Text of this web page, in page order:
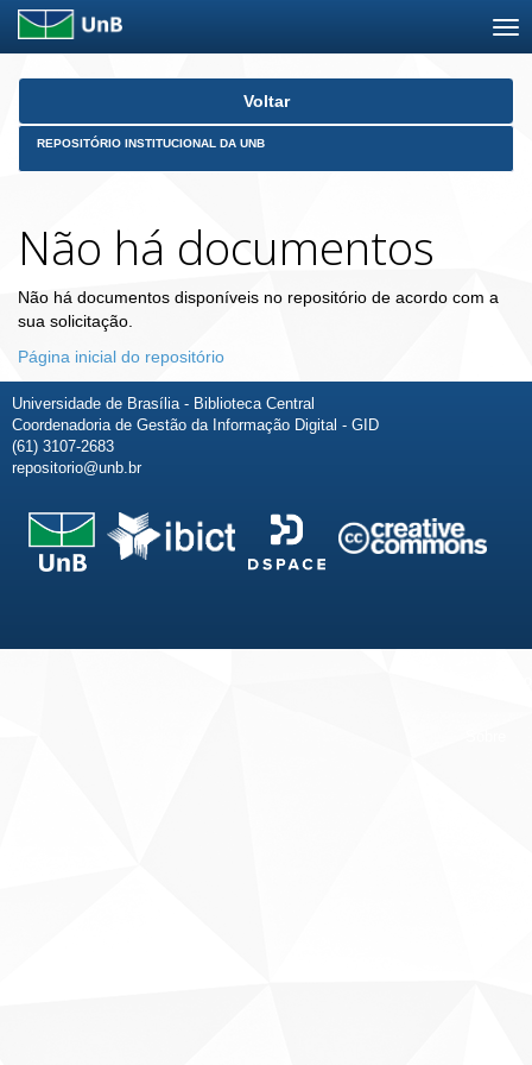
Skip
Voltar
REPOSITÓRIO INSTITUCIONAL DA UNB
Não há documentos
Não há documentos disponíveis no repositório de acordo com a
sua solicitação.
Página inicial do repositório
Universidade de Brasília - Biblioteca Central
Coordenadoria de Gestão da Informação Digital - GID
(61) 3107-2683
repositorio@unb.br